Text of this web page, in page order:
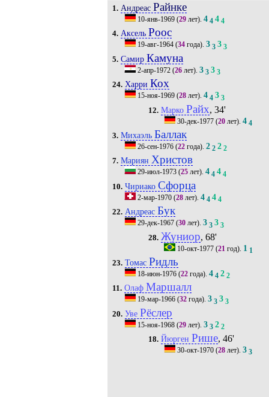
1. Андреас Райнке
10-янв-1969(29лет). 4 4 4 4
4. Аксель Роос
19-авг-1964(34года). 3 3 3 3
5. Самир Камуна
2-апр-1972(26лет). 3 3 3 3
24. Харри Кох
15-ноя-1969(28лет). 4 4 3 3
12. Марко Райх, 34'
30-дек-1977 (20 лет).4 4
3. Михаэль Баллак
26-сен-1976(22года). 2 2 2 2
7. Мариян Христов
29-июл-1973(25лет). 4 4 4 4
10. Чириако Сфорца
2-мар-1970(28лет). 4 4 4 4
22. Андреас Бук
29-дек-1967(30лет). 3 3 3 3
28. Жуниор, 68'
10-окт-1977 (21 год). 1 1
23. Томас Ридль
18-июн-1976(22года). 4 4 2 2
11. Олаф Маршалл
19-мар-1966(32года). 3 3 3 3
20. Уве Рёслер
15-ноя-1968(29лет). 3 3 2 2
18. Йюрген Рише, 46'
30-окт-1970 (28 лет).3 3